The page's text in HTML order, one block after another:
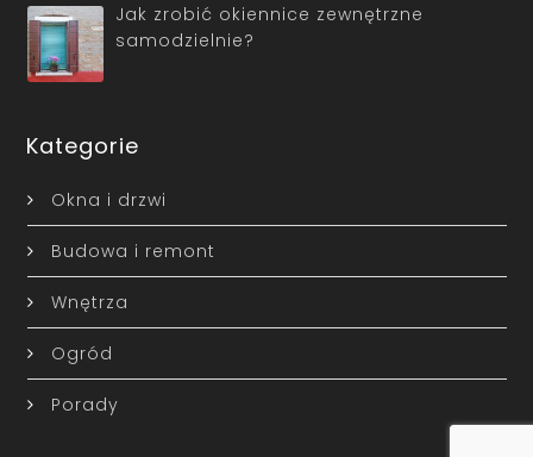
Jak zrobić okiennice zewnętrzne
samodzielnie?
Kategorie
Okna i drzwi
Budowa i remont
Wnętrza
Ogród
Porady